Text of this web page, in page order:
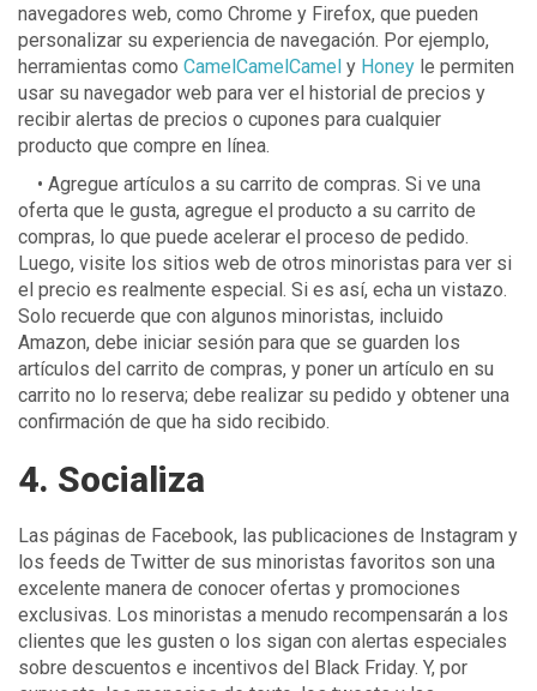
navegadores web, como Chrome y Firefox, que pueden
personalizar su experiencia de navegación. Por ejemplo,
herramientas como CamelCamelCamel y Honey le permiten
usar su navegador web para ver el historial de precios y
recibir alertas de precios o cupones para cualquier
producto que compre en línea.
• Agregue artículos a su carrito de compras. Si ve una
oferta que le gusta, agregue el producto a su carrito de
compras, lo que puede acelerar el proceso de pedido.
Luego, visite los sitios web de otros minoristas para ver si
el precio es realmente especial. Si es así, echa un vistazo.
Solo recuerde que con algunos minoristas, incluido
Amazon, debe iniciar sesión para que se guarden los
artículos del carrito de compras, y poner un artículo en su
carrito no lo reserva; debe realizar su pedido y obtener una
confirmación de que ha sido recibido.
4. Socializa
Las páginas de Facebook, las publicaciones de Instagram y
los feeds de Twitter de sus minoristas favoritos son una
excelente manera de conocer ofertas y promociones
exclusivas. Los minoristas a menudo recompensarán a los
clientes que les gusten o los sigan con alertas especiales
sobre descuentos e incentivos del Black Friday. Y, por